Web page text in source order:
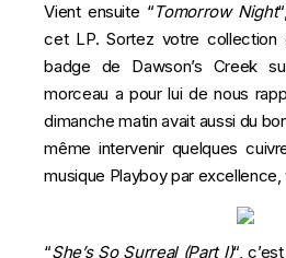
Vient ensuite “Tomorrow Night
cet LP. Sortez votre
badge de Dawson’s Creek
morceau a pour lui de nous
dimanche matin avait aussi du
même intervenir quelques
musique Playboy par excellence,
“She’s So Surreal (Part I)“,